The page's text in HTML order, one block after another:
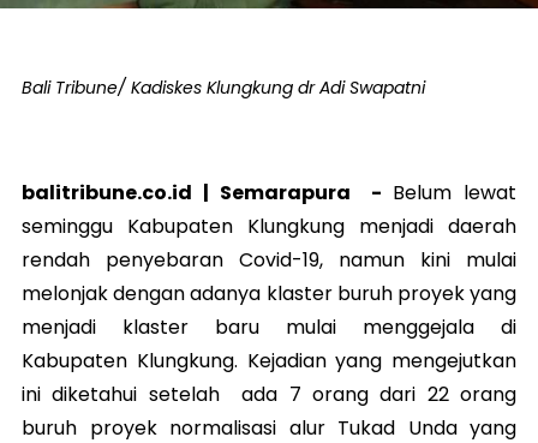
Bali Tribune/ Kadiskes Klungkung dr Adi Swapatni
balitribune.co.id | Semarapura - Belum lewat
seminggu Kabupaten Klungkung menjadi daerah
rendah penyebaran Covid-19, namun kini mulai
melonjak dengan adanya klaster buruh proyek yang
menjadi klaster baru mulai menggejala di
Kabupaten Klungkung. Kejadian yang mengejutkan
ini diketahui setelah ada 7 orang dari 22 orang
buruh proyek normalisasi alur Tukad Unda yang